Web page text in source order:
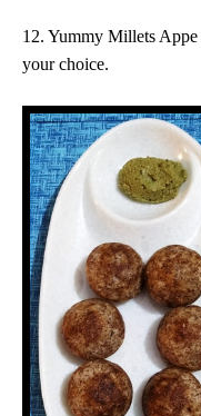
1 2. Yummy Millets Appe
your choice.